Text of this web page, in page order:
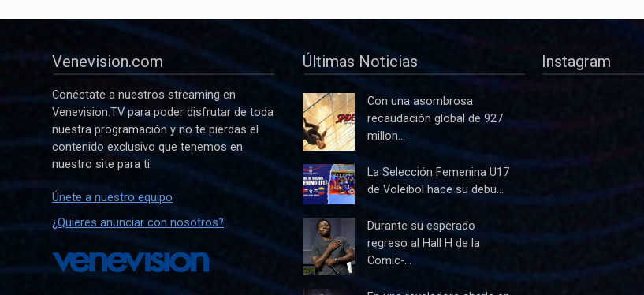
Venevision.com
Conéctate a nuestros streaming en
Venevision.TV para poder disfrutar de toda
nuestra programación y no te pierdas el
contenido exclusivo que tenemos en
nuestro site para ti.
Únete a nuestro equipo
¿Quieres anunciar con nosotros?
Últimas Noticias
Con una asombrosa
recaudación global de 927
millon...
La Selección Femenina U17
de Voleibol hace su debu...
Durante su esperado
regreso al Hall H de la
Comic-...
Instagram